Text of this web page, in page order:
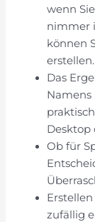
wenn
nimmer
können
erstellen.
Das
Namens
Desktop
Ob für
zufällig